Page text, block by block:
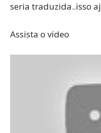
seria traduzida..isso
Assista o vídeo